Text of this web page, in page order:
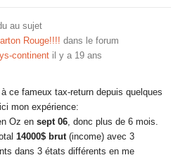
au sujet
Rouge!!!! dans le forum
continent il y a 19 ans
ce fameux tax-return depuis quelques
mon expérience:
Oz en sept 06, donc plus de 6 mois.
14000$ brut(income) avec 3
dans 3 états différents en me